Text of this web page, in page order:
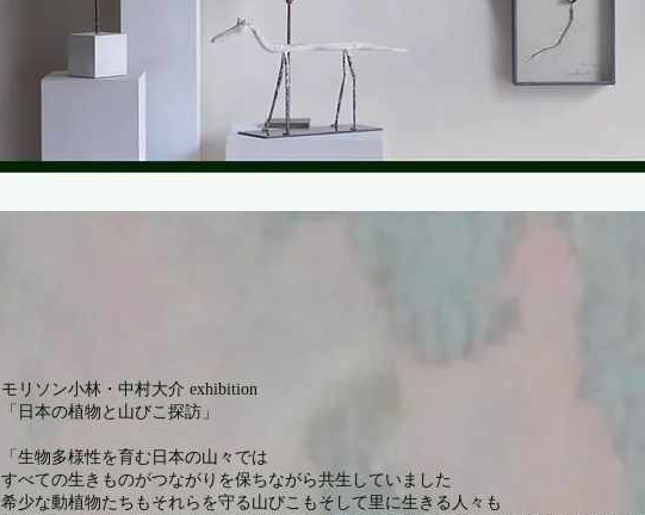
モリソン小林・中村大介 exhibition
「日本の植物と山びこ探訪」
「生物多様性を育む日本の山々では
すべての生きものがつながりを保ちながら共生していました
希少な動植物たちもそれらを守る山びこもそして里に生きる人々も